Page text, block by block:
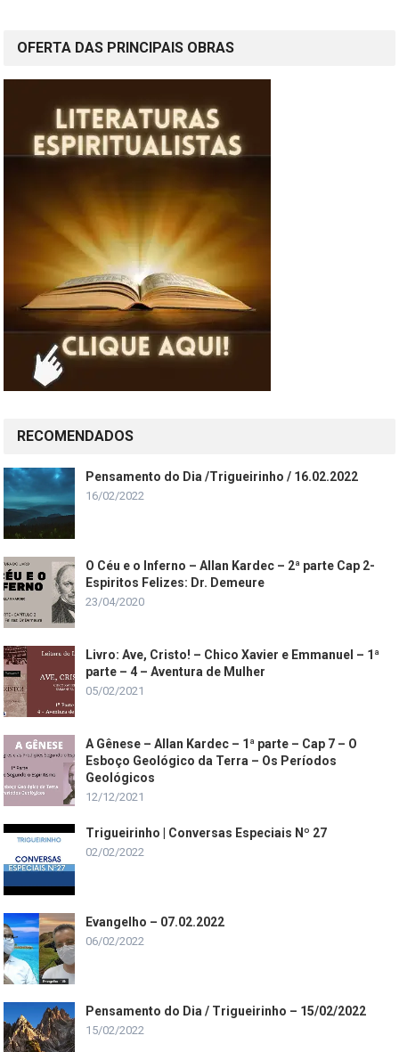
OFERTA DAS PRINCIPAIS OBRAS
RECOMENDADOS
Pensamento do Dia /Trigueirinho / 16.02.2022
16/02/2022
O Céu e o Inferno – Allan Kardec – 2ª parte Cap 2-
Espiritos Felizes: Dr. Demeure
23/04/2020
Livro: Ave, Cristo! – Chico Xavier e Emmanuel – 1ª
parte – 4 – Aventura de Mulher
05/02/2021
A Gênese – Allan Kardec – 1ª parte – Cap 7 – O
Esboço Geológico da Terra – Os Períodos
Geológicos
12/12/2021
Trigueirinho | Conversas Especiais Nº 27
02/02/2022
Evangelho – 07.02.2022
06/02/2022
Pensamento do Dia / Trigueirinho – 15/02/2022
15/02/2022